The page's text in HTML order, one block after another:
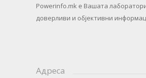
Powerinfo.mk e Вашата
доверливи и објективни
Адреса